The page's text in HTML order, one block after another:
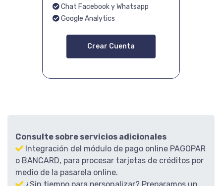
Chat Facebook y Whatsapp
Google Analytics
Crear Cuenta
Consulte sobre servicios adicionales
Integración del módulo de pago online PAGOPAR
o BANCARD, para procesar tarjetas de créditos por
medio de la pasarela online.